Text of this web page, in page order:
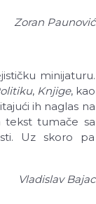
Zoran Paunović
minijaturu.
, Knjige, kao
ih naglas na
tekst tumače sa
Uz skoro pa
Vladislav Bajac